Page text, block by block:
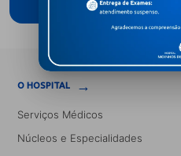
O HOSPITAL →
Serviços Médicos
Núcleos e Especialidades